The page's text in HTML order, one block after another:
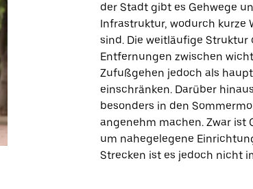
der Stadt gibt es Gehwege
Infrastruktur, wodurch kurze
sind. Die weitläufige Struktur
Entfernungen zwischen
Zufußgehen jedoch als
einschränken. Darüber
besonders in den
angenehm machen. Zwar ist
um nahegelegene
Strecken ist es jedoch nicht